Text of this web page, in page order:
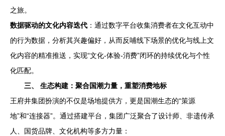
之旅。
数据驱动的文化内容迭代 ：通过数字平台收集消费者在文化互动中
的行为数据，分析其兴趣偏好，从而反哺线下场景的优化与线上文
化内容的精准推送，实现“文化-体验-消费”闭环的持续优化与个性
化匹配。
三、 生态构建：聚合国潮力量，重塑消费地标
王府井集团扮演的不仅是场地提供方，更是国潮生态的“策源
地”和“连接器”。通过搭建平台，集团广泛聚合了设计师、非遗传承
人、国货品牌、文化机构等多方力量：